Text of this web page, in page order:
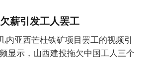
薪引发工人罢工
内亚西芒杜铁矿项目罢工的视频引
显示，山西建投拖欠中国工人三个